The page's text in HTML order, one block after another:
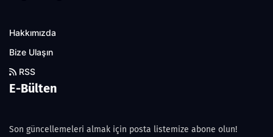
Hakkımızda
Bize Ulaşın
RSS
E-Bülten
Son güncellemeleri almak için posta listemize abone olun!